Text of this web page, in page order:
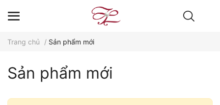
Trang chủ / Sản phẩm mới
Sản phẩm mới